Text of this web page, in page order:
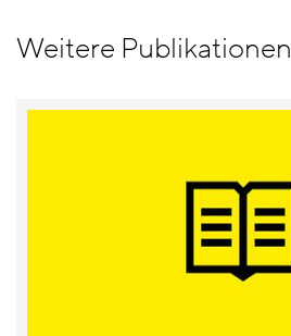
Weitere Publikationen